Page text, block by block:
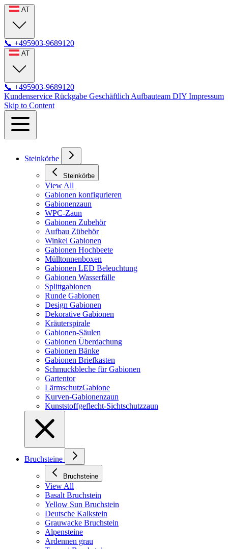
AT
📞 +495903-9689120
AT
📞 +495903-9689120
Kundenservice Rückgabe Geschäftlich Aufbauteam DIY Impressum
Skip to Content
Steinkörbe
Steinkörbe
View All
Gabionen konfigurieren
Gabionenzaun
WPC-Zaun
Gabionen Zubehör
Aufbau Zübehör
Winkel Gabionen
Gabionen Hochbeete
Mülltonnenboxen
Gabionen LED Beleuchtung
Gabionen Wasserfälle
Splittgabionen
Runde Gabionen
Design Gabionen
Dekorative Gabionen
Kräuterspirale
Gabionen-Säulen
Gabionen Überdachung
Gabionen Bänke
Gabionen Briefkasten
Schmuckbleche für Gabionen
Gartentor
LärmschutzGabione
Kurven-Gabionenzaun
Kunststoffgeflecht-Sichtschutzzaun
Bruchsteine
Bruchsteine
View All
Basalt Bruchstein
Yellow Sun Bruchstein
Deutsche Kalkstein
Grauwacke Bruchstein
Alpensteine
Ardennen grau